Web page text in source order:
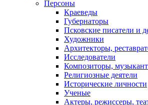
Персоны
Краеведы
Губернаторы
Псковские писатели и
Художники
Архитекторы,
Исследователи
Композиторы,
Религиозные деятели
Исторические личности
Ученые
Актеры, режиссеры,